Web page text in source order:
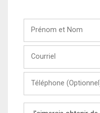
Nom
(Optionnel)
Message